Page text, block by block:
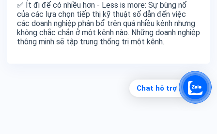
✅ Ít đi để có nhiều hơn - Less is more: Sự bùng nổ
của các lựa chọn tiếp thị kỹ thuật số dẫn đến việc
các doanh nghiệp phân bổ trên quá nhiều kênh nhưng
không chắc chắn ở một kênh nào. Những doanh nghiệp
thông minh sẽ tập trung thống trị một kênh.
Chat hỗ trợ